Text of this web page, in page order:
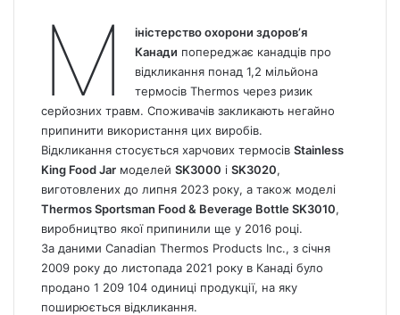
М
іністерство охорони здоров’я
Канади попереджає канадців про
відкликання понад 1,2 мільйона
термосів Thermos через ризик
серйозних травм. Споживачів закликають негайно
припинити використання цих виробів.
Відкликання стосується харчових термосів Stainless
King Food Jar моделей SK3000 і SK3020,
виготовлених до липня 2023 року, а також моделі
Thermos Sportsman Food & Beverage Bottle SK3010,
виробництво якої припинили ще у 2016 році.
За даними Canadian Thermos Products Inc., з січня
2009 року до листопада 2021 року в Канаді було
продано 1 209 104 одиниці продукції, на яку
поширюється відкликання.